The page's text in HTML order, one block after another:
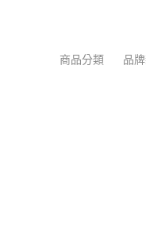
商品分類 品